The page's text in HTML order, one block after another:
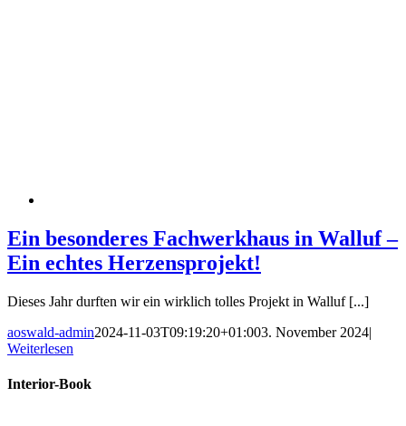
Ein besonderes Fachwerkhaus in Walluf –
Ein echtes Herzensprojekt!
Dieses Jahr durften wir ein wirklich tolles Projekt in Walluf [...]
aoswald-admin2024-11-03T09:19:20+01:003. November 2024|
Weiterlesen
Interior-Book